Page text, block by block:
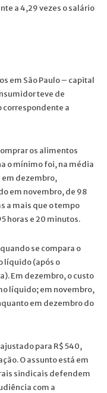
a 4,29 vezes o salário
em São Paulo – capital
teve de
correspondente a
os alimentos
o mínimo foi, na média
em dezembro,
em novembro, de 98
a mais que o tempo
horas e 20 minutos.
se compara o
líquido (após o
Em dezembro, o custo
líquido; em novembro,
em dezembro do
para R$ 540,
O assunto está em
sindicais defendem
com a